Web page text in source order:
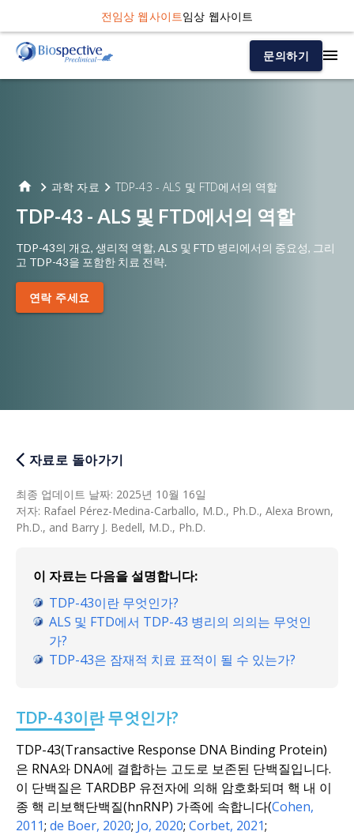
전임상 웹사이트임상 웹사이트
문의하기
과학 자료 TDP-43 - ALS 및 FTD에서의 역할
TDP-43 - ALS 및 FTD에서의 역할
TDP-43의 개요, 생리적 역할, ALS 및 FTD 병리에서의 중요성, 그리
고 TDP-43을 포함한 치료 전략.
연락 주세요
자료로 돌아가기
최종 업데이트 날짜: 2025년 10월 16일
저자: Rafael Pérez-Medina-Carballo, M.D., Ph.D., Alexa Brown,
Ph.D., and Barry J. Bedell, M.D., Ph.D.
이 자료는 다음을 설명합니다:
TDP-43이란 무엇인가?
ALS 및 FTD에서 TDP-43 병리의 의의는 무엇인
가?
TDP-43은 잠재적 치료 표적이 될 수 있는가?
TDP-43이란 무엇인가?
TDP-43(Transactive Response DNA Binding Protein)
은 RNA와 DNA에 결합하는 고도로 보존된 단백질입니다.
이 단백질은 TARDBP 유전자에 의해 암호화되며 핵 내 이
종 핵 리보핵단백질(hnRNP) 가족에 속합니다(Cohen,
2011; de Boer, 2020; Jo, 2020; Corbet, 2021;